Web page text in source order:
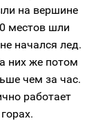
на вершине
местов шли
начался лед.
них же потом
чем за час.
работает